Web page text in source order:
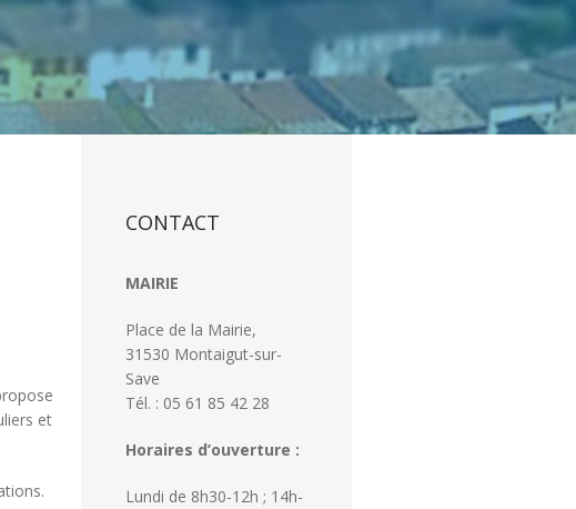
et
CONTACT
MAIRIE
Place de la Mairie,
31530 Montaigut-sur-
Save
Tél. : 05 61 85 42 28
Horaires d’ouverture :
Lundi de 8h30-12h ; 14h-